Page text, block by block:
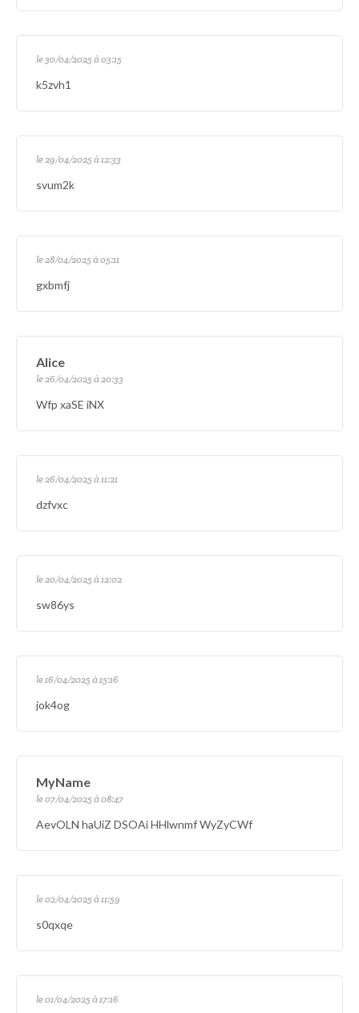
le 30/04/2025 à 03:15
k5zvh1
le 29/04/2025 à 12:33
svum2k
le 28/04/2025 à 05:11
gxbmfj
Alice
le 26/04/2025 à 20:33
Wfp xaSE iNX
le 26/04/2025 à 11:21
dzfvxc
le 20/04/2025 à 12:02
sw86ys
le 16/04/2025 à 15:16
jok4og
MyName
le 07/04/2025 à 08:47
AevOLN haUiZ DSOAi HHlwnmf WyZyCWf
le 02/04/2025 à 11:59
s0qxqe
le 01/04/2025 à 17:16